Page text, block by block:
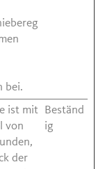
bei.
ist mit
von
der
Beständ
ig